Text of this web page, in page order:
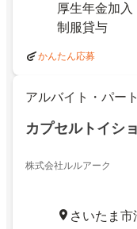
厚生年金加入
制服貸与
かんたん応募
アルバイト・パート
カプセルトイシ
株式会社ルルアーク
さいたま市